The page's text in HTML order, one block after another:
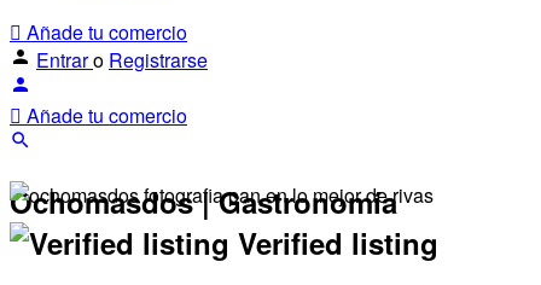
Añade tu comercio
Entraro Registrarse
Añade tu comercio
Ochomasdos | Gastronomía
Verified listing